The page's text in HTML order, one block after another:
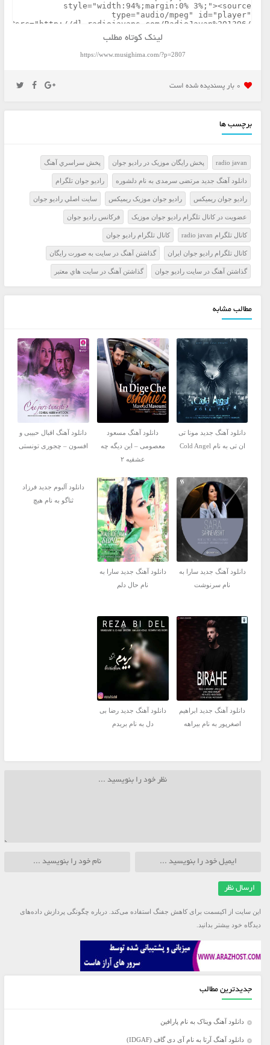
لینک کوتاه مطلب
https://www.musighima.com/?p=2807
0 بار پسنديده شده است
برچسب ها
radio javan پخش رايگان موزيک در راديو جوان پخش سراسري آهنگ
دانلود آهنگ جدید مرتضی سرمدی به نام دلشوره راديو جوان تلگرام
راديو جوان ريميکس راديو جوان موزيک ريميکس سايت اصلي راديو جوان
عضويت در کانال تلگرام راديو جوان موزيک فرکانس راديو جوان
کانال تلگرام radio javan کانال تلگرام راديو جوان
کانال تلگرام راديو جوان ايران گذاشتن آهنگ در سايت به صورت رايگان
گذاشتن آهنگ در سايت راديو جوان گذاشتن آهنگ در سايت هاي معتبر
مطالب مشابه
دانلود آهنگ جدید مونا تی
ان تی به نام Cold Angel
دانلود آهنگ مسعود
معصومی – این دیگه چه
عشقیه ۲
دانلود آهنگ اقبال حبیبی و
افسون – چجوری تونستی
دانلود آهنگ جدید سارا به
نام سرنوشت
دانلود آهنگ جدید سارا به
نام حال دلم
دانلود آلبوم جدید فرزاد
ثناگو به نام هیچ
دانلود آهنگ جدید ابراهیم
اصغرپور به نام بیراهه
دانلود آهنگ جدید رضا بی
دل به نام بریدم
این سایت از اکیسمت برای کاهش جفنگ استفاده می‌کند. درباره چگونگی پردازش داده‌های
دیدگاه خود بیشتر بدانید.
جدیدترین مطالب
دانلود آهنگ ویناک به نام پارافین
دانلود آهنگ آرتا به نام آی دی گاف (IDGAF)